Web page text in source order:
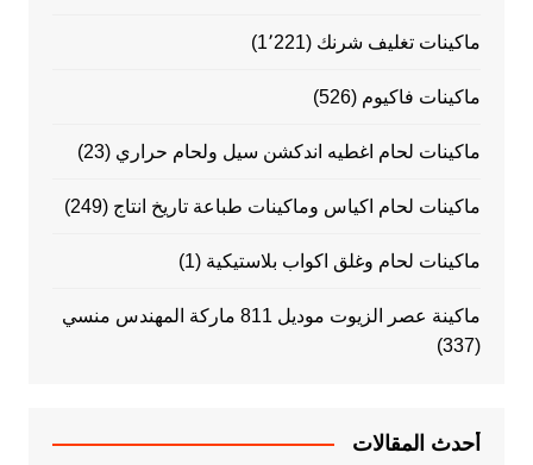
ماكينات تغليف شرنك (1٬221)
ماكينات فاكيوم (526)
ماكينات لحام اغطيه اندكشن سيل ولحام حراري (23)
ماكينات لحام اكياس وماكينات طباعة تاريخ انتاج (249)
ماكينات لحام وغلق اكواب بلاستيكية (1)
ماكينة عصر الزيوت موديل 811 ماركة المهندس منسي
(337)
أحدث المقالات